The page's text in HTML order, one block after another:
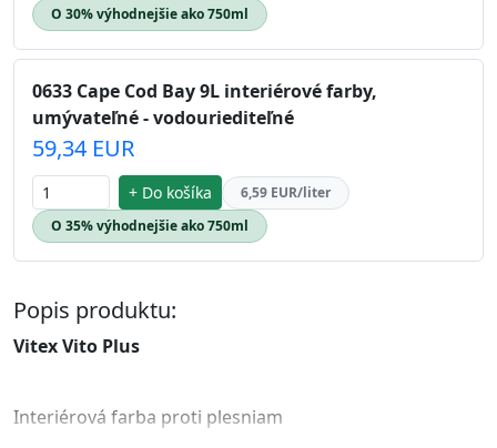
O 30% výhodnejšie ako 750ml
0633 Cape Cod Bay 9L interiérové farby,
umývateľné - vodouriediteľné
59,34 EUR
+ Do košíka
6,59 EUR/liter
O 35% výhodnejšie ako 750ml
Popis produktu:
Vitex Vito Plus
Interiérová farba proti plesniam